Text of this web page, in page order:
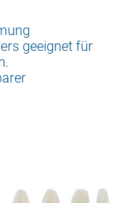
geeignet für